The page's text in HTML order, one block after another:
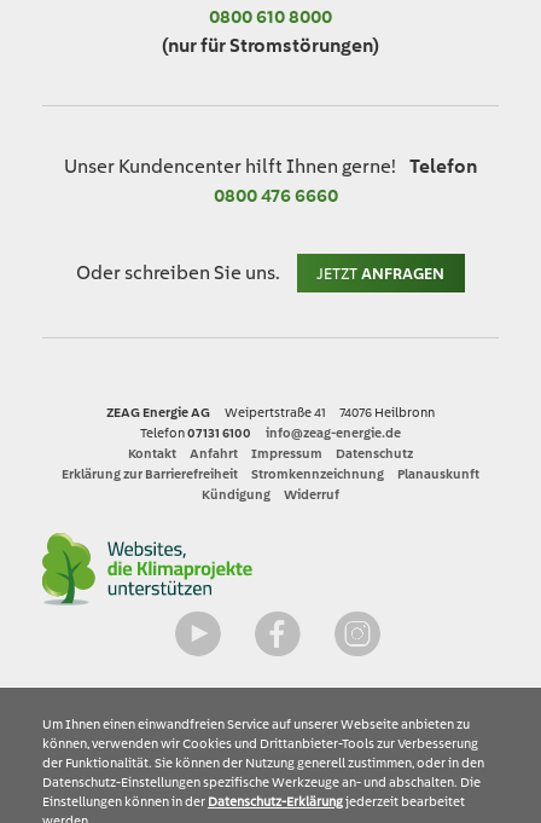
0800 610 8000
(nur für Stromstörungen)
Unser Kundencenter hilft Ihnen gerne!
Telefon
0800 476 6660
Oder schreiben Sie uns. JETZTANFRAGEN
ZEAG Energie AG Weipertstraße 41
74076 Heilbronn
Telefon07131 6100
info@zeag-energie.de
Kontakt
Anfahrt Impressum
Datenschutz
Erklärung zur Barrierefreiheit
Stromkennzeichnung
Planauskunft
Kündigung
Widerruf
Um Ihnen einen einwandfreien Service auf unserer Webseite anbieten zu
können, verwenden wir Cookies und Drittanbieter-Tools zur Verbesserung
der Funktionalität. Sie können der Nutzung generell zustimmen, oder in den
Datenschutz-Einstellungen spezifische Werkzeuge an- und abschalten. Die
Einstellungen können in der Datenschutz-Erklärungjederzeit bearbeitet